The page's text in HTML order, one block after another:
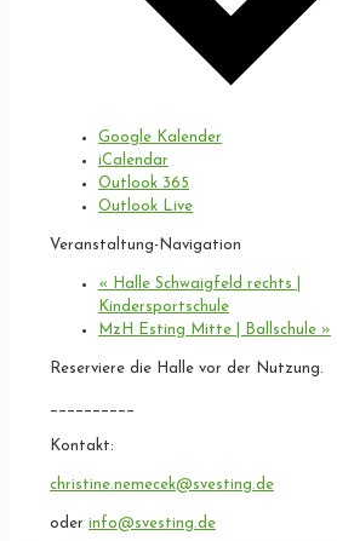
Google Kalender
iCalendar
Outlook 365
Outlook Live
Veranstaltung-Navigation
« Halle Schwaigfeld rechts |
Kindersportschule
MzH Esting Mitte | Ballschule »
Reserviere die Halle vor der Nutzung.
__________
Kontakt:
christine.nemecek@svesting.de
oder info@svesting.de